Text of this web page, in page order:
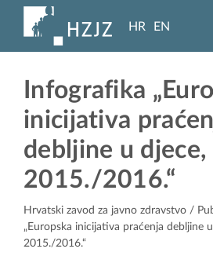
HR EN
Infografika
inicijativa
debljine u
2015./2016.“
Hrvatski zavod za javno zdravstvo /
„Europska inicijativa praćenja debljine
2015./2016.“